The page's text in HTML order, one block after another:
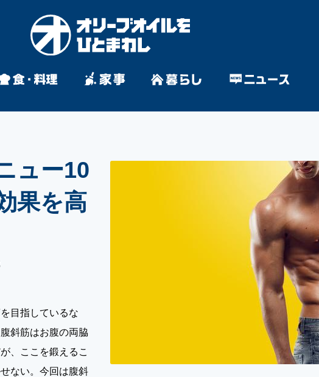
ュー10
果を高
目指しているな
斜筋はお腹の両脇
、ここを鍛えるこ
ない。今回は腹斜